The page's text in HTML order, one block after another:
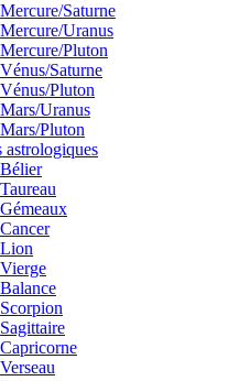
Mercure/Saturne
Mercure/Uranus
Mercure/Pluton
Vénus/Saturne
Vénus/Pluton
Mars/Uranus
Mars/Pluton
astrologiques
Bélier
Taureau
Gémeaux
Cancer
Lion
Vierge
Balance
Scorpion
Sagittaire
Capricorne
Verseau